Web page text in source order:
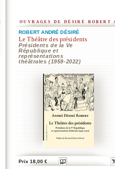
ouvrages de désiré robert
ROBERT ANDRÉ DÉSIRÉ
Le Théâtre des présidents
Présidents de la Ve
République et
représentations
théâtrales (1959-2022)
Prix 18,00 €